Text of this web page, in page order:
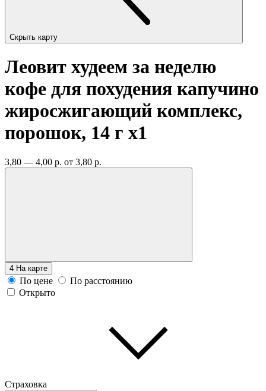
Скрыть карту
Леовит худеем за неделю
кофе для похудения капучино
жиросжигающий комплекс,
порошок, 14 г x1
3,80 — 4,00 р. от 3,80 р.
4 На карте
По цене
По расстоянию
Открыто
Страховка